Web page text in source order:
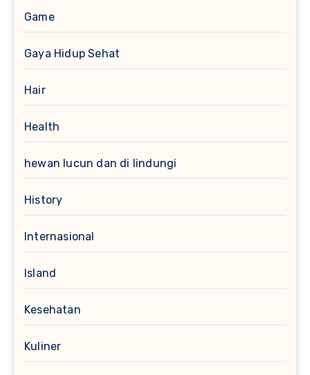
Game
Gaya Hidup Sehat
Hair
Health
hewan lucun dan di lindungi
History
Internasional
Island
Kesehatan
Kuliner